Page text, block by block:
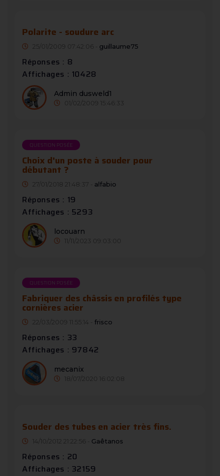
Polarite - soudure arc
25/01/2009 07:42:06 - guillaume75
Réponses : 8
Affichages : 10428
Admin dusweld1
01/02/2009 15:46:33
QUESTION POSÉE
Choix d'un poste à souder pour
débutant ?
27/01/2018 21:48:37 - alfabio
Réponses : 19
Affichages : 5293
locouarn
11/11/2023 09:03:00
QUESTION POSÉE
Fabriquer des châssis en profilés type
cornières acier
22/03/2009 11:55:14 - frisco
Réponses : 33
Affichages : 97842
mecanix
18/07/2020 16:02:08
Souder des tubes en acier très fins.
14/10/2012 21:22:56 - Gaêtanos
Réponses : 20
Affichages : 32159